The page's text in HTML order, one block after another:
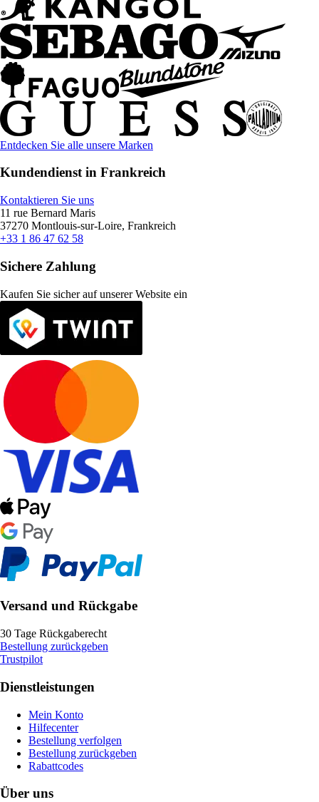
Entdecken Sie alle unsere Marken
Kundendienst in Frankreich
Kontaktieren Sie uns
11 rue Bernard Maris
37270 Montlouis-sur-Loire, Frankreich
+33 1 86 47 62 58
Sichere Zahlung
Kaufen Sie sicher auf unserer Website ein
Versand und Rückgabe
30 Tage Rückgaberecht
Bestellung zurückgeben
Trustpilot
Dienstleistungen
Mein Konto
Hilfecenter
Bestellung verfolgen
Bestellung zurückgeben
Rabattcodes
Über uns